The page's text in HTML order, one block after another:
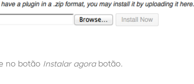
no botão Instalar agorabotão.